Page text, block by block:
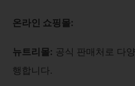
온라인 쇼핑몰:
뉴트리몰: 공식 판매처로 다
행합니다.